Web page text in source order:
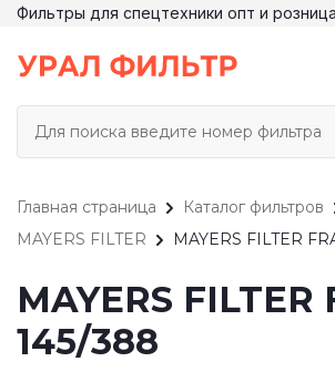
Фильтры для спецтехники опт и
Главная страница
Каталог фильтров
MAYERS FILTER
MAYERS FILTER
MAYERS FILTER
145/388